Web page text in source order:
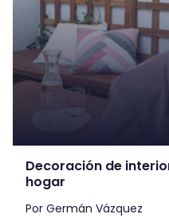
Decoración de
hogar
Por Germán Vázquez